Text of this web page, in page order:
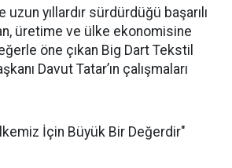
yıllardır sürdürdüğü başarılı
üretime ve ülke ekonomisine
öne çıkan Big Dart Tekstil
Davut Tatar’ın çalışmaları
İçin Büyük Bir Değerdir"